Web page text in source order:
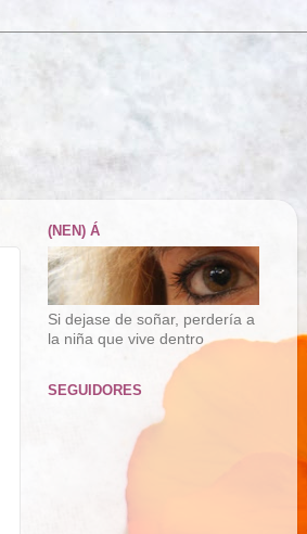
(NEN) Á
Si dejase de soñar, perdería a
la niña que vive dentro
SEGUIDORES